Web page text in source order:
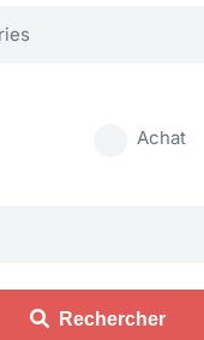
Achat
Rechercher